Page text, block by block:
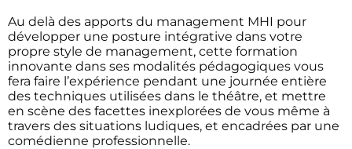
Au delà des apports du management MHI pour
développer une posture intégrative dans votre
propre style de management, cette formation
innovante dans ses modalités pédagogiques vous
fera faire l’expérience pendant une journée entière
des techniques utilisées dans le théâtre, et mettre
en scène des facettes inexplorées de vous même à
travers des situations ludiques, et encadrées par une
comédienne professionnelle.